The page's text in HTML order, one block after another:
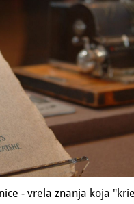
- vrela znanja koja